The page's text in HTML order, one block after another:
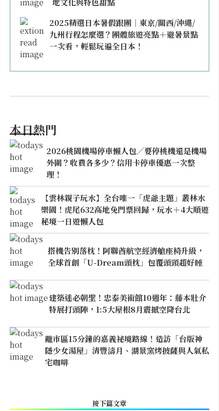
2025精選日本暑假跟團｜東京/關西/沖繩/
九州行程怎麼選？團體旅遊亮點＋避暑景點
一次看，輕鬆玩遍全日本！
本日熱門
2026桃園機場停車懶人包／要停桃機還是機場
外圍？收費各多少？信用卡停車優惠一次整
理！
【雲林親子玩水】全台唯一「虎爺主題」叢林水
樂園！虎尾632高地免門票回歸，玩水＋4大順遊
秘境一日遊懶人包
搭機告別落枕！阿聯酋航空經濟艙座椅升級，
全球首創「U-Dream頭枕」包覆頭頸超好睡
建築迷必朝聖！忠泰美術館10週年：藤本壯介
特展打頭陣，1:5大屋根8月震撼空降台北
離市區15分鐘的嘉義祕境路線！造訪「台版神
隱少女湯屋」清豐濤月、湖景窯烤披薩與人氣私
宅咖啡
接下篇文章